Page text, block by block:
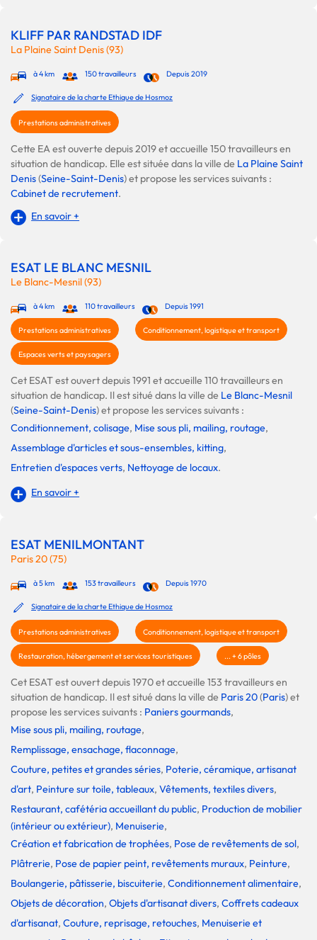
KLIFF PAR RANDSTAD IDF
La Plaine Saint Denis (93)
à 4 km 150 travailleurs Depuis 2019
Signataire de la charte Ethique de Hosmoz
Prestations administratives
Cette EA est ouverte depuis 2019 et accueille 150 travailleurs en
situation de handicap. Elle est située dans la ville de La Plaine Saint
Denis(Seine-Saint-Denis) et propose les services suivants :
Cabinet de recrutement.
En savoir +
ESAT LE BLANC MESNIL
Le Blanc-Mesnil (93)
à 4 km 110 travailleurs Depuis 1991
Prestations administratives Conditionnement, logistique et transport
Espaces verts et paysagers
Cet ESAT est ouvert depuis 1991 et accueille 110 travailleurs en
situation de handicap. Il est situé dans la ville de Le Blanc-Mesnil
(Seine-Saint-Denis) et propose les services suivants :
Conditionnement, colisage, Mise sous pli, mailing, routage,
Assemblage d'articles et sous-ensembles, kitting,
Entretien d'espaces verts, Nettoyage de locaux.
En savoir +
ESAT MENILMONTANT
Paris 20 (75)
à 5 km 153 travailleurs Depuis 1970
Signataire de la charte Ethique de Hosmoz
Prestations administratives Conditionnement, logistique et transport
Restauration, hébergement et services touristiques ... + 6 pôles
Cet ESAT est ouvert depuis 1970 et accueille 153 travailleurs en
situation de handicap. Il est situé dans la ville de Paris 20(Paris) et
propose les services suivants : Paniers gourmands,
Mise sous pli, mailing, routage,
Remplissage, ensachage, flaconnage,
Couture, petites et grandes séries, Poterie, céramique, artisanat
d'art, Peinture sur toile, tableaux, Vêtements, textiles divers,
Restaurant, cafétéria accueillant du public, Production de mobilier
(intérieur ou extérieur), Menuiserie,
Création et fabrication de trophées, Pose de revêtements de sol,
Plâtrerie, Pose de papier peint, revêtements muraux, Peinture,
Boulangerie, pâtisserie, biscuiterie, Conditionnement alimentaire,
Objets de décoration, Objets d'artisanat divers, Coffrets cadeaux
d'artisanat, Couture, reprisage, retouches, Menuiserie et